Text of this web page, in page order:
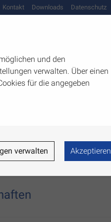
Kontakt Downloads Datenschutz
und den
verwalten. Über einen
für die angegeben
verwalten Akzeptieren